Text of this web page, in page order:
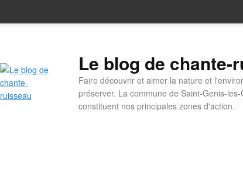
Le blog de chante-
Faire découvrir et aimer la nature et
préserver. La commune de Saint-Genis-
constituent nos principales zones d'action.